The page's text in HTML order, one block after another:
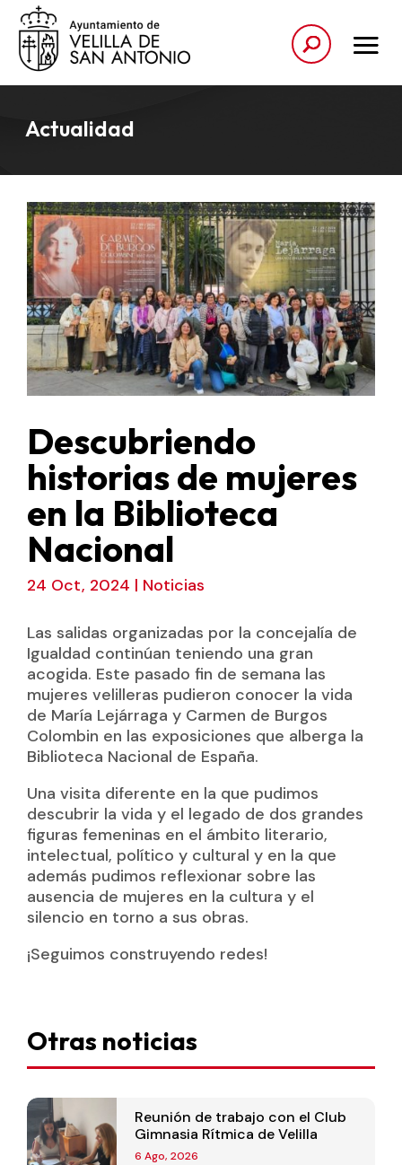
Actualidad
Descubriendo
historias de mujeres
en la Biblioteca
Nacional
24 Oct, 2024 | Noticias
Las salidas organizadas por la concejalía de
Igualdad continúan teniendo una gran
acogida. Este pasado fin de semana las
mujeres velilleras pudieron conocer la vida
de María Lejárraga y Carmen de Burgos
Colombin en las exposiciones que alberga la
Biblioteca Nacional de España.
Una visita diferente en la que pudimos
descubrir la vida y el legado de dos grandes
figuras femeninas en el ámbito literario,
intelectual, político y cultural y en la que
además pudimos reflexionar sobre las
ausencia de mujeres en la cultura y el
silencio en torno a sus obras.
¡Seguimos construyendo redes!
Otras noticias
Reunión de trabajo con el Club
Gimnasia Rítmica de Velilla
6 Ago, 2026